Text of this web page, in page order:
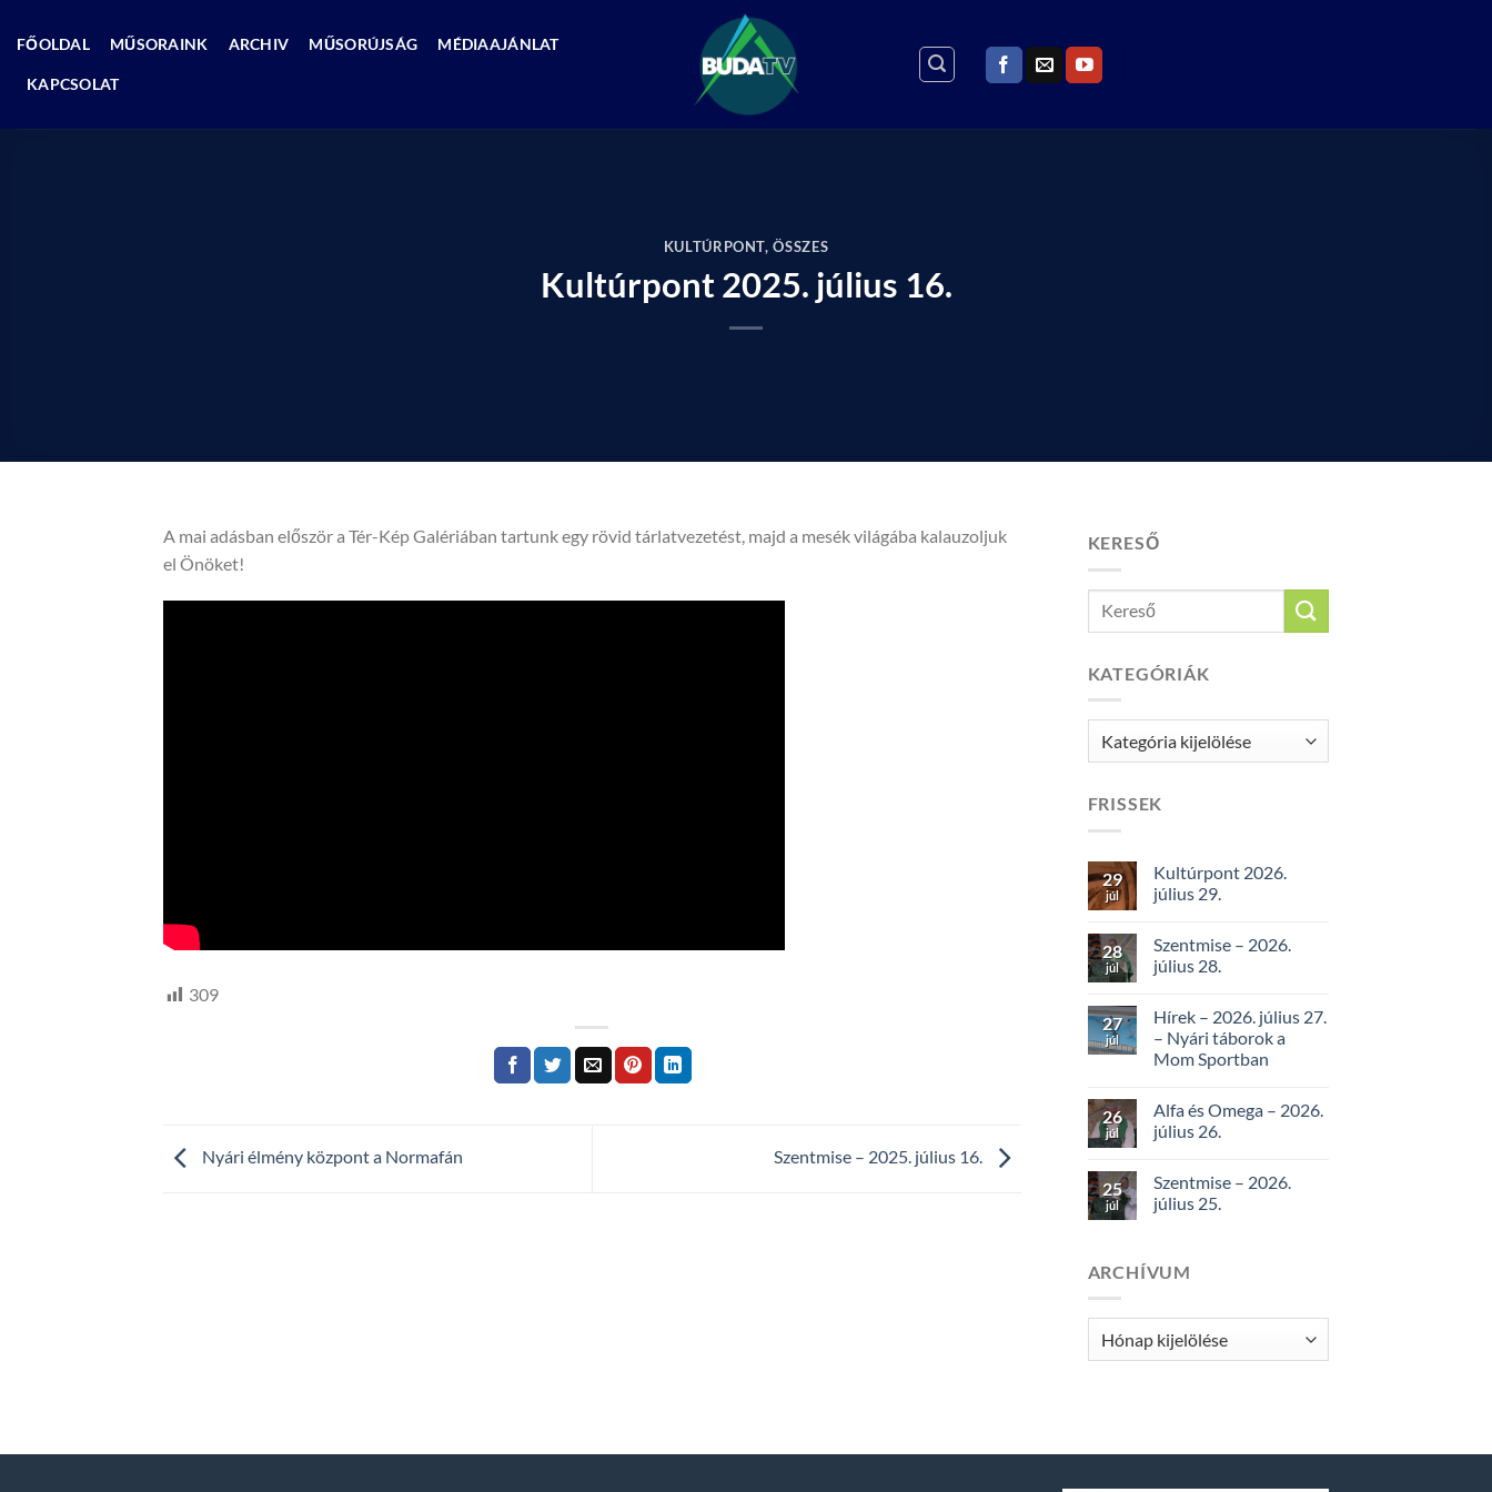
FŐOLDAL MŰSORAINK ARCHIV MŰSORÚJSÁG MÉDIAAJÁNLAT
KAPCSOLAT
KULTÚRPONT,ÖSSZES
Kultúrpont 2025. július 16.
A mai adásban először a Tér-Kép Galériában tartunk egy rövid tárlatvezetést, majd a mesék világába kalauzoljuk
el Önöket!
309
Nyári élmény központ a Normafán Szentmise – 2025. július 16.
KERESŐ
KATEGÓRIÁK
Kategóriák
FRISSEK
29
júl
Kultúrpont 2026.
július 29.
28
júl
Szentmise – 2026.
július 28.
27
júl
Hírek – 2026. július 27.
– Nyári táborok a
Mom Sportban
26
júl
Alfa és Omega – 2026.
július 26.
25
júl
Szentmise – 2026.
július 25.
ARCHÍVUM
Archívum